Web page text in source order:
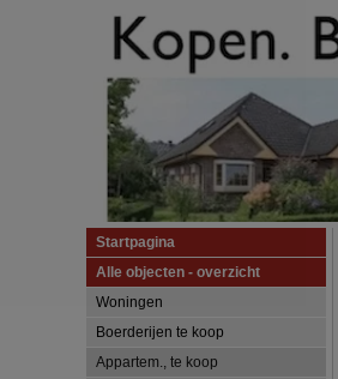
Startpagina
Alle objecten - overzicht
Woningen
Boerderijen te koop
Appartem., te koop